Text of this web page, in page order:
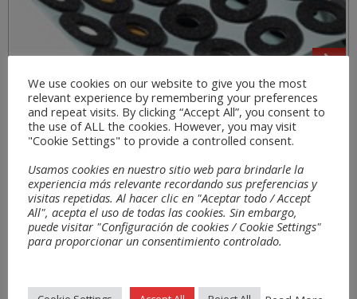
Sectores
We use cookies on our website to give you the most
relevant experience by remembering your preferences
and repeat visits. By clicking “Accept All”, you consent to
the use of ALL the cookies. However, you may visit
"Cookie Settings" to provide a controlled consent.
Usamos cookies en nuestro sitio web para brindarle la
experiencia más relevante recordando sus preferencias y
visitas repetidas. Al hacer clic en "Aceptar todo / Accept
All", acepta el uso de todas las cookies. Sin embargo,
puede visitar "Configuración de cookies / Cookie Settings"
para proporcionar un consentimiento controlado.